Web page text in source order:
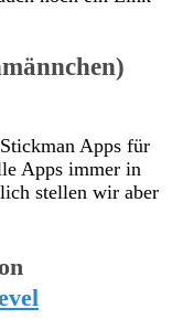
Apps für
Apps immer in
stellen wir aber